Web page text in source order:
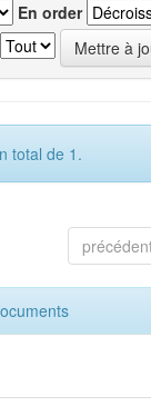
En order
total de 1.